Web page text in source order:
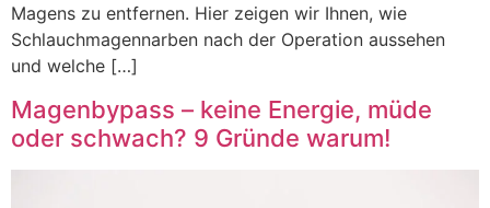
Magens zu entfernen. Hier zeigen wir Ihnen, wie
Schlauchmagennarben nach der Operation aussehen
und welche […]
Magenbypass – keine Energie, müde
oder schwach? 9 Gründe warum!